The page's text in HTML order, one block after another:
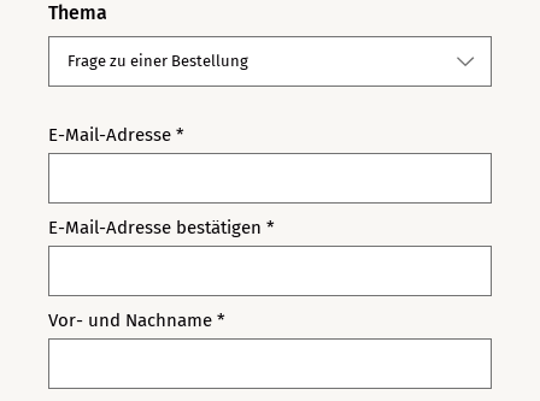
Thema
E-Mail-Adresse *
E-Mail-Adresse bestätigen *
Vor- und Nachname *